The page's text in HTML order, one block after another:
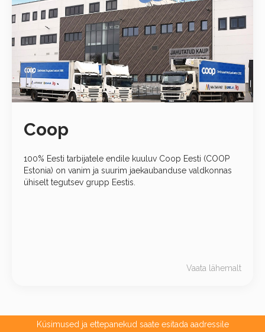
Coop
100% Eesti tarbijatele endile kuuluv Coop Eesti (COOP
Estonia) on vanim ja suurim jaekaubanduse valdkonnas
ühiselt tegutsev grupp Eestis.
Vaata lähemalt
Küsimused ja ettepanekud saate esitada aadressile